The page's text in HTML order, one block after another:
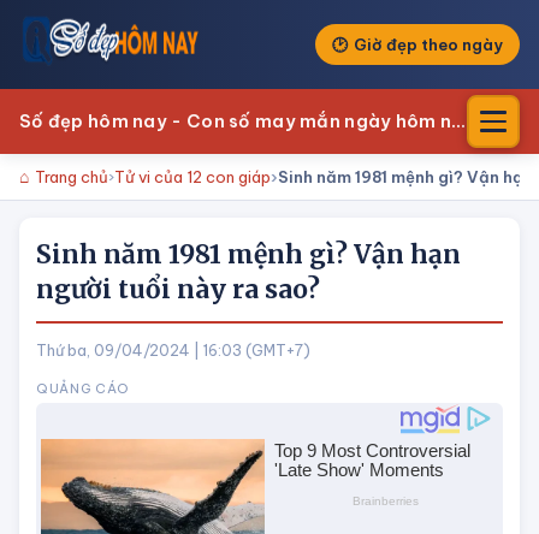
Giờ đẹp theo ngày
Số đẹp hôm nay - Con số may mắn ngày hôm nay
Trang chủ Tử vi của 12 con giáp Sinh năm 1981 mệnh gì? Vận
Sinh năm 1981 mệnh gì? Vận hạn
người tuổi này ra sao?
Thứ ba, 09/04/2024 | 16:03 (GMT+7)